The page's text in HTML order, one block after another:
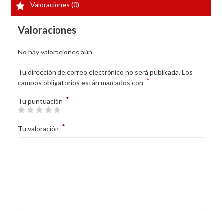
Valoraciones (0)
Valoraciones
No hay valoraciones aún.
Tu dirección de correo electrónico no será publicada. Los
campos obligatorios están marcados con *
Tu puntuación *
Tu valoración *